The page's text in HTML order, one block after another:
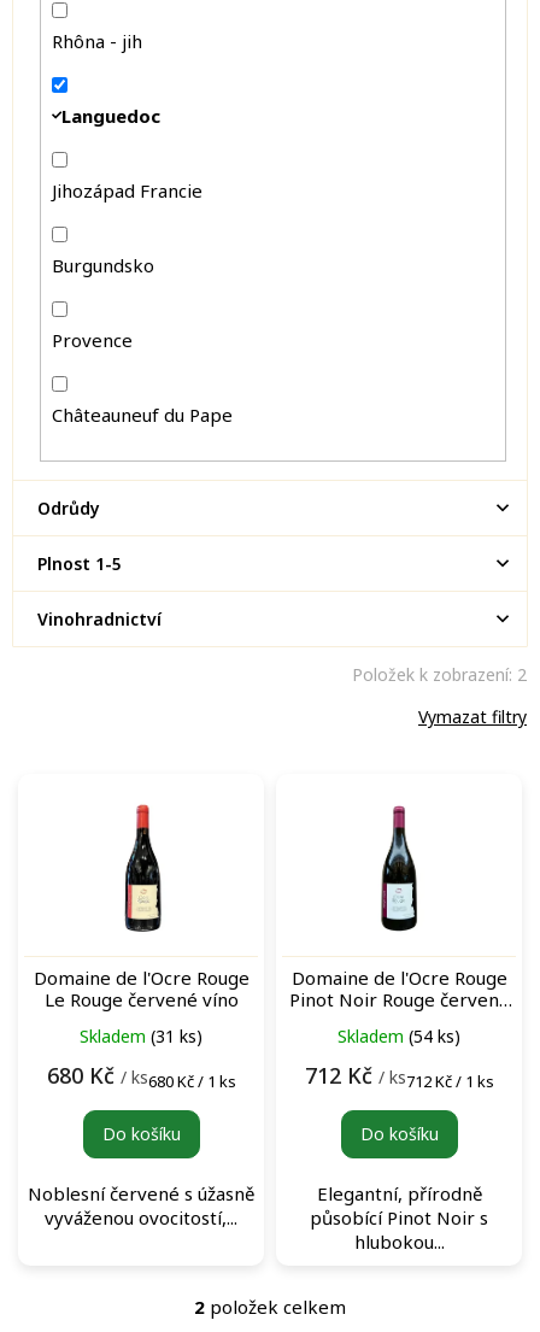
Rhôna - jih
Languedoc
Jihozápad Francie
Burgundsko
Provence
Châteauneuf du Pape
Odrůdy
Plnost 1-5
Vinohradnictví
Vymazat filtry
Položek k zobrazení: 2
o Domaine de l'Ocre Rouge
Le Rouge červené víno
Skladem (31 ks)
680 Kč / ksMěrná
680 Kč / 1 ks
Do košíku
Noblesní červené s úžasně
vyváženou ovocitostí,...
Domaine de l'Ocre Rouge
Pinot Noir Rouge červené
Skladem (54 ks)
712 Kč / ksMěrná
712 Kč / 1 ks
Do košíku
Elegantní, přírodně
působící Pinot Noir s
hlubokou...
O
2 položek celkem